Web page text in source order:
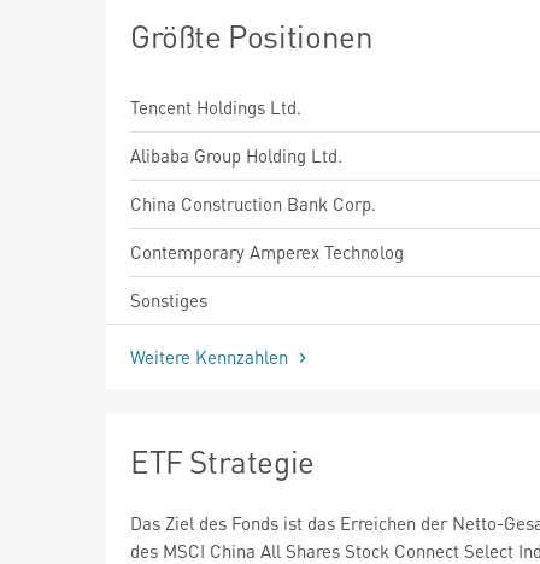
Größte Positionen
Tencent Holdings Ltd.
Alibaba Group Holding Ltd.
China Construction Bank Corp.
Contemporary Amperex Technolog
Sonstiges
Weitere Kennzahlen
ETF Strategie
Das Ziel des Fonds ist das Erreichen der Netto-
des MSCI China All Shares Stock Connect Select